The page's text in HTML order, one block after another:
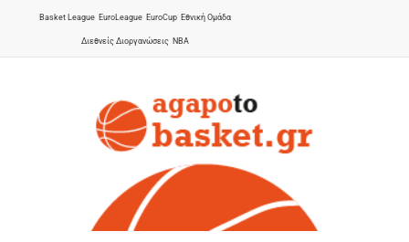
Basket League EuroLeague EuroCup Εθνική Ομάδα
Διεθνείς Διοργανώσεις NBA